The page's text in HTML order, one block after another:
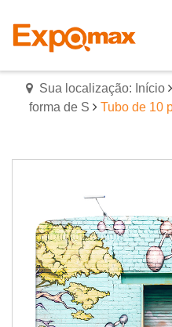
Sua localização: Início
forma de S
Tubo de 10